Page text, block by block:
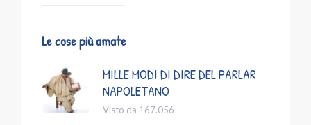
Le cose più amate
MILLE MODI DI DIRE DEL PARLAR
NAPOLETANO
Visto da 167.056